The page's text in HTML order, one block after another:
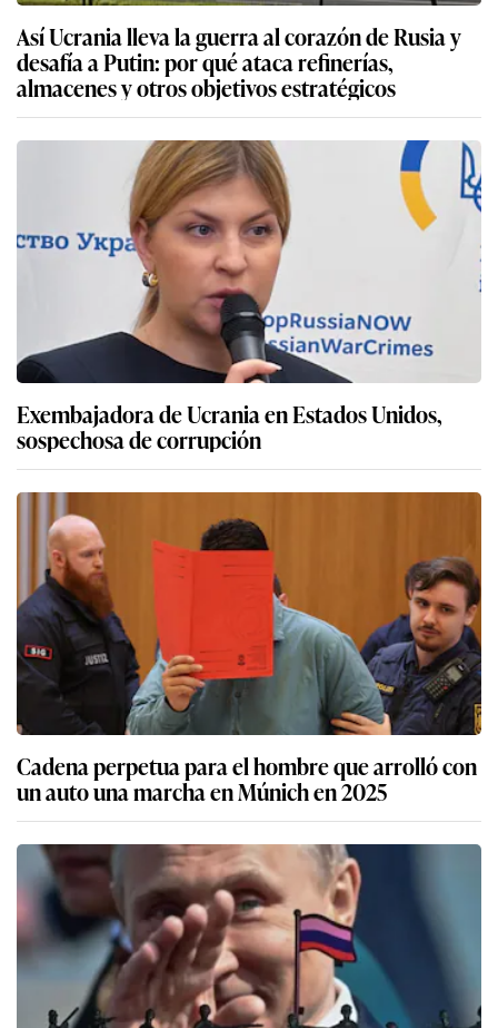
Así Ucrania lleva la guerra al corazón de Rusia y
desafía a Putin: por qué ataca refinerías,
almacenes y otros objetivos estratégicos
Exembajadora de Ucrania en Estados Unidos,
sospechosa de corrupción
Cadena perpetua para el hombre que arrolló con
un auto una marcha en Múnich en 2025